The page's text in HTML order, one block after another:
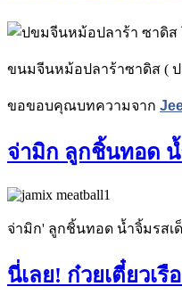
ขนมจีนหม้อปลาร้าซาดิส ( ป
ขอขอบคุณบทความจาก
จ่ามิก ลูกชิ้นทอด น้
จ่ามิก' ลูกชิ้นทอด น้ำจิ้มรส
นี่เลย! ก๋วยเตี๋ยวเ